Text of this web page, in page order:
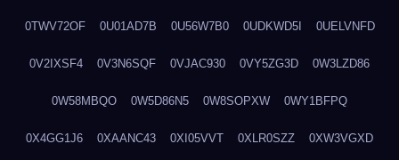
0TWV72OF 0U01AD7B 0U56W7B0 0UDKWD5I 0UELVNFD
0V2IXSF4 0V3N6SQF 0VJAC930 0VY5ZG3D 0W3LZD86
0W58MBQO 0W5D86N5 0W8SOPXW 0WY1BFPQ
0X4GG1J6 0XAANC43 0XI05VVT 0XLR0SZZ 0XW3VGXD